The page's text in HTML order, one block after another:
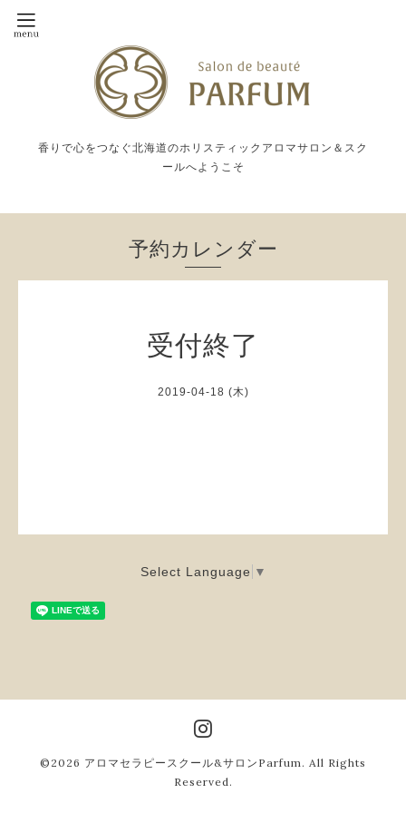
香りで心をつなぐ北海道のホリスティックアロマサロン＆スク
ールへようこそ
予約カレンダー
受付終了
2019-04-18 (木)
Select Language ▼
©2026 アロマセラピースクール&サロンParfum . All Rights
Reserved.